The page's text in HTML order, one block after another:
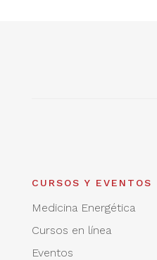
CURSOS Y EVENTOS
Medicina Energética
Cursos en línea
Eventos